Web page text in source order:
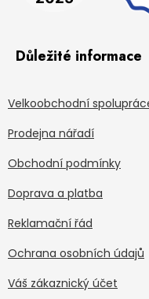
Důležité informace
Velkoobchodní
Prodejna nářadí
Obchodní podmínky
Doprava a platba
Reklamační řád
Ochrana osobních údajů
Váš zákaznický účet